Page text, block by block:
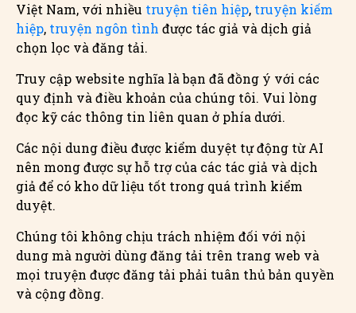
Việt Nam, với nhiều truyện tiên hiệp, truyện kiếm
hiệp, truyện ngôn tình được tác giả và dịch giả
chọn lọc và đăng tải.
Truy cập website nghĩa là bạn đã đồng ý với các
quy định và điều khoản của chúng tôi. Vui lòng
đọc kỹ các thông tin liên quan ở phía dưới.
Các nội dung điều được kiểm duyệt tự động từ AI
nên mong được sự hỗ trợ của các tác giả và dịch
giả để có kho dữ liệu tốt trong quá trình kiểm
duyệt.
Chúng tôi không chịu trách nhiệm đối với nội
dung mà người dùng đăng tải trên trang web và
mọi truyện được đăng tải phải tuân thủ bản quyền
và cộng đồng.